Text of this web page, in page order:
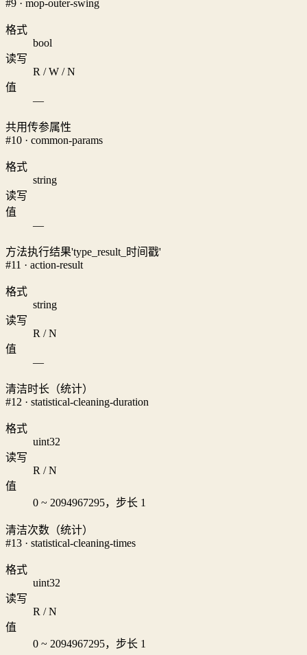
#9 · mop-outer-swing
格式
bool
读写
R / W / N
值
—
共用传参属性
#10 · common-params
格式
string
读写
值
—
方法执行结果'type_result_时间戳'
#11 · action-result
格式
string
读写
R / N
值
—
清洁时长（统计）
#12 · statistical-cleaning-duration
格式
uint32
读写
R / N
值
0 ~ 2094967295，步长 1
清洁次数（统计）
#13 · statistical-cleaning-times
格式
uint32
读写
R / N
值
0 ~ 2094967295，步长 1